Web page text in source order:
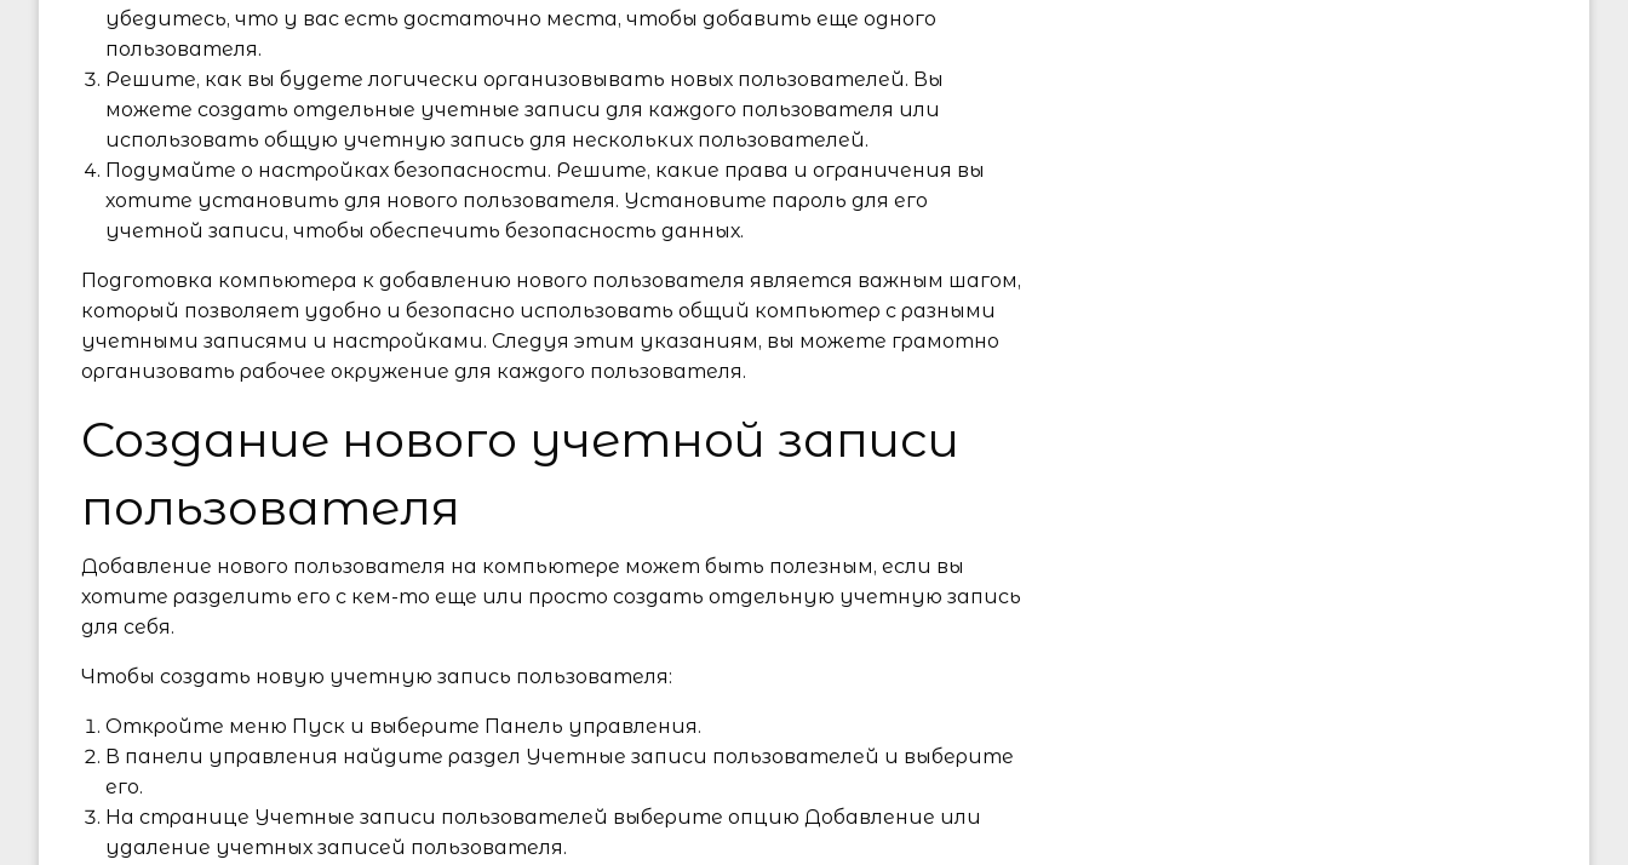
убедитесь, что у вас есть достаточно места, чтобы добавить еще одного
пользователя.
Решите, как вы будете логически организовывать новых пользователей. Вы
можете создать отдельные учетные записи для каждого пользователя или
использовать общую учетную запись для нескольких пользователей.
Подумайте о настройках безопасности. Решите, какие права и ограничения вы
хотите установить для нового пользователя. Установите пароль для его
учетной записи, чтобы обеспечить безопасность данных.
Подготовка компьютера к добавлению нового пользователя является важным шагом,
который позволяет удобно и безопасно использовать общий компьютер с разными
учетными записями и настройками. Следуя этим указаниям, вы можете грамотно
организовать рабочее окружение для каждого пользователя.
Создание нового учетной записи
пользователя
Добавление нового пользователя на компьютере может быть полезным, если вы
хотите разделить его с кем-то еще или просто создать отдельную учетную запись
для себя.
Чтобы создать новую учетную запись пользователя:
Откройте меню Пуск и выберите Панель управления.
В панели управления найдите раздел Учетные записи пользователей и выберите
его.
На странице Учетные записи пользователей выберите опцию Добавление или
удаление учетных записей пользователя.